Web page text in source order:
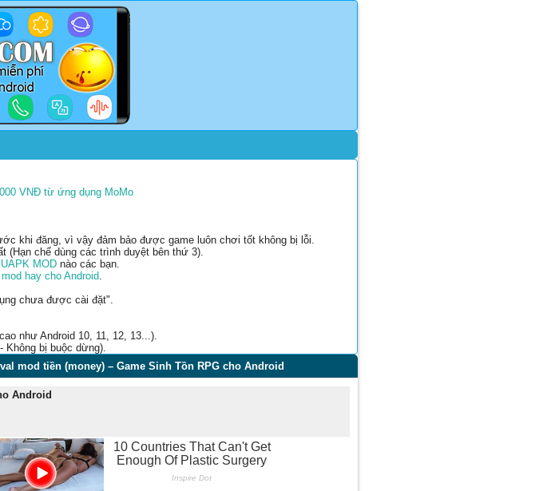
VNĐ từ ứng dụng MoMo
khi đăng, vì vậy đảm bảo được game luôn chơi tốt không bị lỗi.
(Hạn chế dùng các trình duyệt bên thứ 3).
MOD nào các bạn.
hay cho Android.
chưa được cài đặt".
như Android 10, 11, 12, 13...).
Không bị buộc dừng).
mod tiền (money) – Game Sinh Tồn RPG cho Android
Android